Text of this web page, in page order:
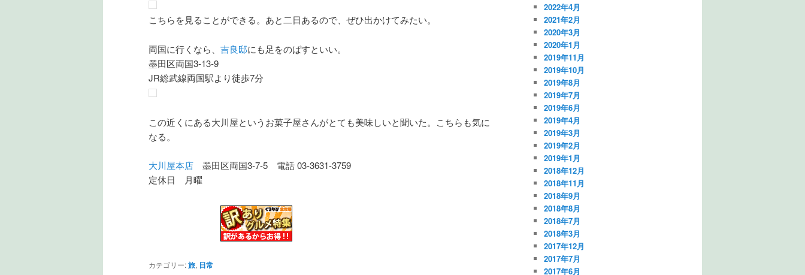
こちらを見ることができる。あと二日あるので、ぜひ出かけてみたい。
両国に行くなら、 吉良邸にも足をのばすといい。
墨田区両国3-13-9
JR総武線両国駅より徒歩7分
この近くにある大川屋というお菓子屋さんがとても美味しいと聞いた。こちらも気に
なる。
大川屋本店 墨田区両国3-7-5 電話 03-3631-3759
定休日 月曜
カテゴリー:旅, 日常
2022年4月
2021年2月
2020年3月
2020年1月
2019年11月
2019年10月
2019年8月
2019年7月
2019年6月
2019年4月
2019年3月
2019年2月
2019年1月
2018年12月
2018年11月
2018年9月
2018年8月
2018年7月
2018年3月
2017年12月
2017年7月
2017年6月